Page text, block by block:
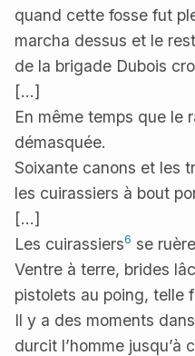
quand cette fosse fut
marcha dessus et le
de la brigade Dubois
[...]
En même temps que le
démasquée.
Soixante canons et les
les cuirassiers à bout
[...]
Les cuirassiers6 se
Ventre à terre, brides
pistolets au poing, telle
Il y a des moments
durcit l’homme jusqu’à